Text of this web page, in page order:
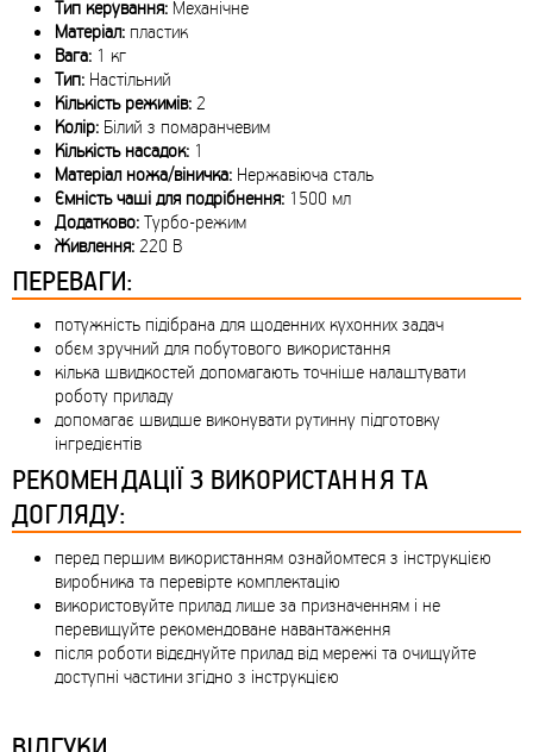
Тип керування: Механічне
Матеріал: пластик
Вага: 1 кг
Тип: Настільний
Кількість режимів: 2
Колір: Білий з помаранчевим
Кількість насадок: 1
Матеріал ножа/віничка: Нержавіюча сталь
Ємність чаші для подрібнення: 1500 мл
Додатково: Турбо-режим
Живлення: 220 В
ПЕРЕВАГИ:
потужність підібрана для щоденних кухонних задач
обєм зручний для побутового використання
кілька швидкостей допомагають точніше налаштувати
роботу приладу
допомагає швидше виконувати рутинну підготовку
інгредієнтів
РЕКОМЕНДАЦІЇ З ВИКОРИСТАННЯ ТА
ДОГЛЯДУ:
перед першим використанням ознайомтеся з інструкцією
виробника та перевірте комплектацію
використовуйте прилад лише за призначенням і не
перевищуйте рекомендоване навантаження
після роботи відєднуйте прилад від мережі та очищуйте
доступні частини згідно з інструкцією